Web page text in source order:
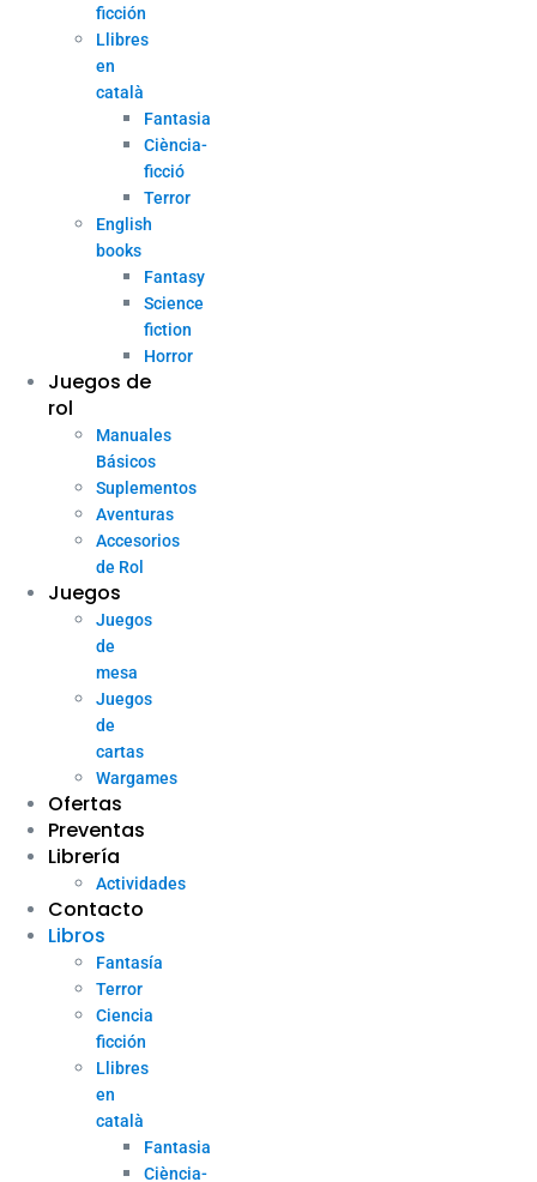
ficción
Llibres
en
català
Fantasia
Ciència-
ficció
Terror
English
books
Fantasy
Science
fiction
Horror
Juegos de
rol
Manuales
Básicos
Suplementos
Aventuras
Accesorios
de Rol
Juegos
Juegos
de
mesa
Juegos
de
cartas
Wargames
Ofertas
Preventas
Librería
Actividades
Contacto
Libros
Fantasía
Terror
Ciencia
ficción
Llibres
en
català
Fantasia
Ciència-